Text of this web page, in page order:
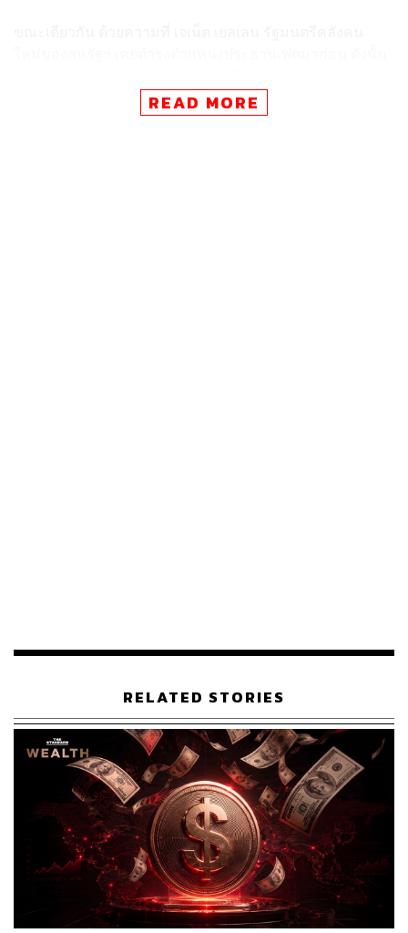
สามารถติดตาม THE STANDARD WEALTH
ผ่านแอปพลิเคชันต่างๆ ที่คุณสะดวกหรือใช้งานอยู่แล้วได้เลย
Joe Biden
เลือกตั้งสหรัฐฯ
ธนาคารกลางสหรัฐฯ (Fed)
US Election 2020
READ MORE
RELATED STORIES